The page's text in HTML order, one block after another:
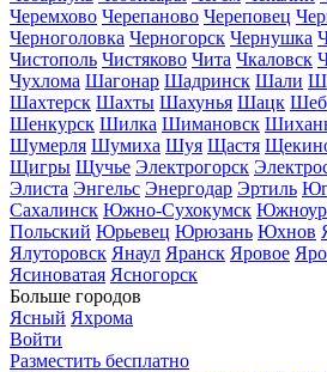
Черемхово Черепаново Череповец
Черноголовка Черногорск Чернушка
Чистополь Чистяково Чита Чкаловск
Чухлома Шагонар Шадринск Шали
Шахтерск Шахты Шахунья Шацк
Шенкурск Шилка Шимановск
Шумерля Шумиха Шуя Щастя
Щигры Щучье Электрогорск
Элиста Энгельс Энергодар Эртиль
Сахалинск Южно-Сухокумск
Польский Юрьевец Юрюзань Юхнов
Ялуторовск Янаул Яранск Яровое
Ясиноватая Ясногорск
Больше городов
Ясный Яхрома
Войти
Разместить бесплатно